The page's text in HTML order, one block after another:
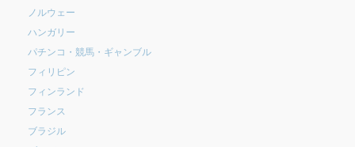
ノルウェー
ハンガリー
パチンコ・競馬・ギャンブル
フィリピン
フィンランド
フランス
ブラジル